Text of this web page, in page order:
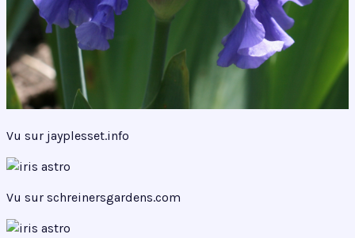
Vu sur jayplesset.info
Vu sur schreinersgardens.com